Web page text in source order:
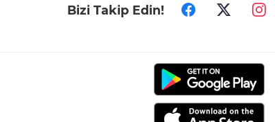
Bizi Takip Edin!